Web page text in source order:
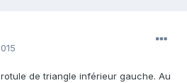
de triangle inférieur gauche. Au